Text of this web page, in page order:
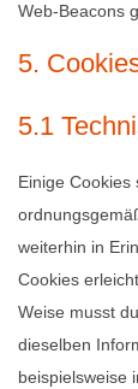
Web-Beacons
5.
5.1
Einige Cookies
weiterhin in
Cookies
Weise musst
dieselben
beispielsweise